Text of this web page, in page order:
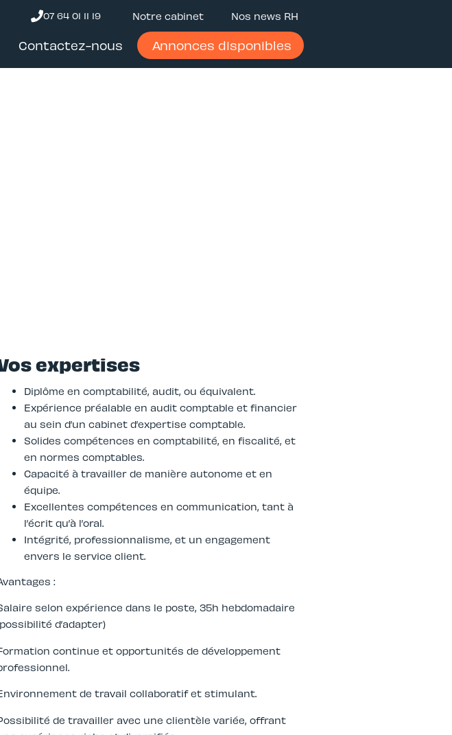
07 64 01 11 19 Notre cabinet Nos news RH
Contactez-nous Annonces disponibles
expertises
Diplôme en comptabilité, audit, ou équivalent.
Expérience préalable en audit comptable et financier
au sein d’un cabinet d’expertise comptable.
Solides compétences en comptabilité, en fiscalité, et
en normes comptables.
Capacité à travailler de manière autonome et en
équipe.
Excellentes compétences en communication, tant à
l’écrit qu’à l’oral.
Intégrité, professionnalisme, et un engagement
envers le service client.
:
selon expérience dans le poste, 35h hebdomadaire
d’adapter)
continue et opportunités de développement
de travail collaboratif et stimulant.
de travailler avec une clientèle variée, offrant